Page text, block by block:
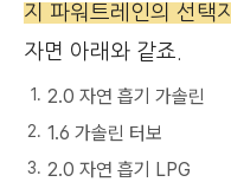
지 파워트레인의 선택지
자면 아래와 같죠.
2.0 자연 흡기 가솔린
1.6 가솔린 터보
2.0 자연 흡기 LPG